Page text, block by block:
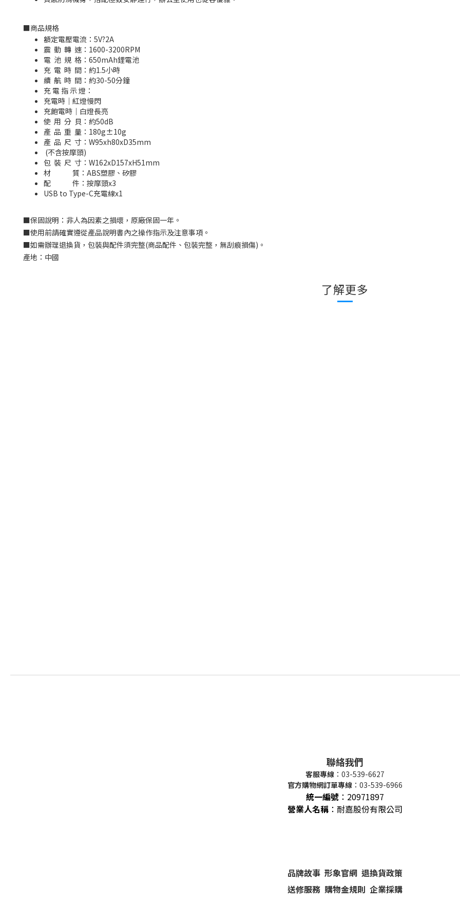
■商品規格
額定電壓電流：5V?2A
震 動 轉 速：1600-3200RPM
電 池 規 格：650mAh鋰電池
充 電 時 間：約1.5小時
續 航 時 間：約30-50分鐘
充 電 指 示 燈：
充電時｜紅燈慢閃
充飽電時｜白燈長亮
使 用 分 貝：約50dB
產 品 重 量：180g±10g
產 品 尺 寸：W95xh80xD35mm
(不含按摩頭)
包 裝 尺 寸：W162xD157xH51mm
材 質：ABS塑膠、矽膠
配 件：按摩頭x3
USB to Type-C充電線x1
■保固說明：非人為因素之損壞，原廠保固一年。
■使用前請確實遵從產品說明書內之操作指示及注意事項。
■如需辦理退換貨，包裝與配件須完整(商品配件、包裝完整，無刮痕損傷) 。
產地：中國
了解更多
聯絡我們
客服專線 ：03-539-6627
官方購物網訂單專線 ：03-539-6966
統一編號 ： 20971897
營業人名稱 ：耐嘉股份有限公司
品牌故事 形象官網 退換貨政策
送修服務 購物金規則 企業採購